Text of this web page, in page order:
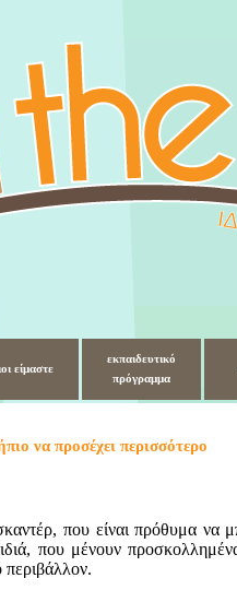
είμαστε
εκπαιδευτικό
πρόγραμμα
να προσέχει περισσότερο
που είναι πρόθυμα να
που μένουν